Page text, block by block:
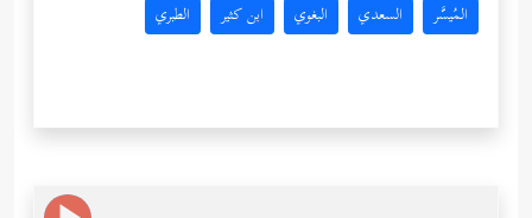
المُيسَّر السعدي البغوي ابن كثير الطبري